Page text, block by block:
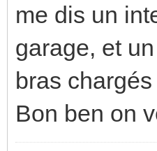
me dis un
garage, et
bras
Bon ben on